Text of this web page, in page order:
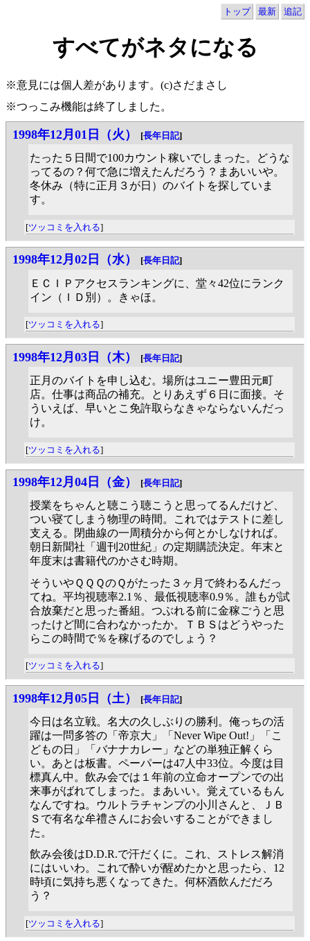
トップ 最新 追記
すべてがネタになる
※意見には個人差があります。(c)さだまさし
※つっこみ機能は終了しました。
1998年12月01日（火） [長年日記]
たった５日間で100カウント稼いでしまった。どうな
ってるの？何で急に増えたんだろう？まあいいや。
冬休み（特に正月３が日）のバイトを探していま
す。
[ツッコミを入れる]
1998年12月02日（水） [長年日記]
ＥＣＩＰアクセスランキングに、堂々42位にランク
イン（ＩＤ別）。きゃほ。
[ツッコミを入れる]
1998年12月03日（木） [長年日記]
正月のバイトを申し込む。場所はユニー豊田元町
店。仕事は商品の補充。とりあえず６日に面接。そ
ういえば、早いとこ免許取らなきゃならないんだっ
け。
[ツッコミを入れる]
1998年12月04日（金） [長年日記]
授業をちゃんと聴こう聴こうと思ってるんだけど、
つい寝てしまう物理の時間。これではテストに差し
支える。閉曲線の一周積分から何とかしなければ。
朝日新聞社「週刊20世紀」の定期購読決定。年末と
年度末は書籍代のかさむ時期。
そういやＱＱＱのＱがたった３ヶ月で終わるんだっ
てね。平均視聴率2.1％、最低視聴率0.9％。誰もが試
合放棄だと思った番組。つぶれる前に金稼ごうと思
ったけど間に合わなかったか。ＴＢＳはどうやった
らこの時間で％を稼げるのでしょう？
[ツッコミを入れる]
1998年12月05日（土） [長年日記]
今日は名立戦。名大の久しぶりの勝利。俺っちの活
躍は一問多答の「帝京大」「Never Wipe Out!」「こ
どもの日」「バナナカレー」などの単独正解くら
い。あとは板書。ペーパーは47人中33位。今度は目
標真ん中。飲み会では１年前の立命オープンでの出
来事がばれてしまった。まあいい。覚えているもん
なんですね。ウルトラチャンプの小川さんと、ＪＢ
Ｓで有名な牟禮さんにお会いすることができまし
た。
飲み会後はD.D.R.で汗だくに。これ、ストレス解消
にはいいわ。これで酔いが醒めたかと思ったら、12
時頃に気持ち悪くなってきた。何杯酒飲んだだろ
う？
[ツッコミを入れる]